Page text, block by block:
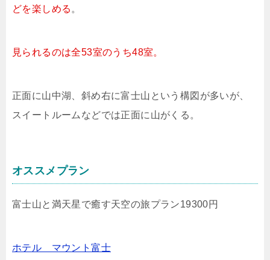
どを楽しめる 。
見られるのは全53室のうち48室。
正面に山中湖、斜め右に富士山という構図が多いが、
スイートルームなどでは正面に山がくる。
オススメプラン
富士山と満天星で癒す天空の旅プラン19300円
ホテル マウント富士